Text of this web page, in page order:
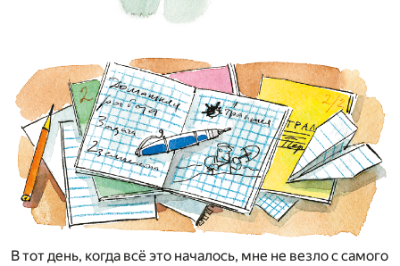
В тот день, когда всё это началось, мне не везло с самого